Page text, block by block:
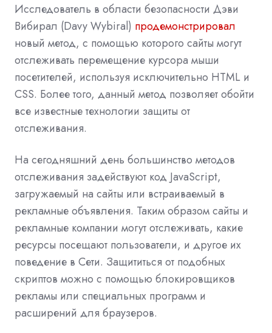
Исследователь в области безопасности Дэви
Вибирал (Davy Wybiral) продемонстрировал
новый метод, с помощью которого сайты могут
отслеживать перемещение курсора мыши
посетителей, используя исключительно HTML и
CSS. Более того, данный метод позволяет обойти
все известные технологии защиты от
отслеживания.
На сегодняшний день большинство методов
отслеживания задействуют код JavaScript,
загружаемый на сайты или встраиваемый в
рекламные объявления. Таким образом сайты и
рекламные компании могут отслеживать, какие
ресурсы посещают пользователи, и другое их
поведение в Сети. Защититься от подобных
скриптов можно с помощью блокировщиков
рекламы или специальных программ и
расширений для браузеров.